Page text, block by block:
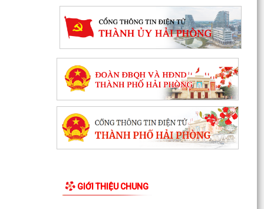
GIỚI THIỆU CHUNG
KẾT CÔNG TÁC MẶT TRẬN 6 THÁNG ĐẦU NĂM
2026
MANG BẢN SẮC ĐI CÙNG THẾ GIỚI
THƯỜNG TRỰC HỘI ĐỒNG NHÂN DÂN XÃ HÙNG
THẮNG HỌP NGHE BÁO CÁO CÔNG TÁC CHUẨN
BỊ KỲ HỌP THỨ 3
BAN VĂN HÓA - XÃ HỘI HỘI ĐỒNG NHÂN DÂN
XÃ HÙNG THẮNG THẨM TRA CÁC BÁO CÁO, TỜ
TRÌNH, DỰ THẢO NGHỊ...
vận hành hồ thủy điện Hòa Bình